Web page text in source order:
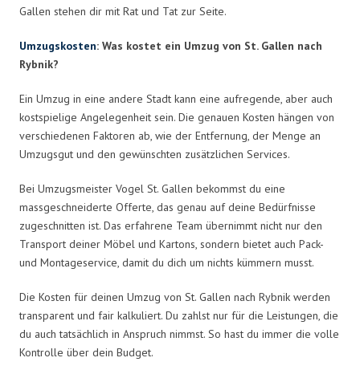
Gallen stehen dir mit Rat und Tat zur Seite.
Umzugskosten: Was kostet ein Umzug von St. Gallen nach
Rybnik?
Ein Umzug in eine andere Stadt kann eine aufregende, aber auch
kostspielige Angelegenheit sein. Die genauen Kosten hängen von
verschiedenen Faktoren ab, wie der Entfernung, der Menge an
Umzugsgut und den gewünschten zusätzlichen Services.
Bei Umzugsmeister Vogel St. Gallen bekommst du eine
massgeschneiderte Offerte, das genau auf deine Bedürfnisse
zugeschnitten ist. Das erfahrene Team übernimmt nicht nur den
Transport deiner Möbel und Kartons, sondern bietet auch Pack-
und Montageservice, damit du dich um nichts kümmern musst.
Die Kosten für deinen Umzug von St. Gallen nach Rybnik werden
transparent und fair kalkuliert. Du zahlst nur für die Leistungen, die
du auch tatsächlich in Anspruch nimmst. So hast du immer die volle
Kontrolle über dein Budget.